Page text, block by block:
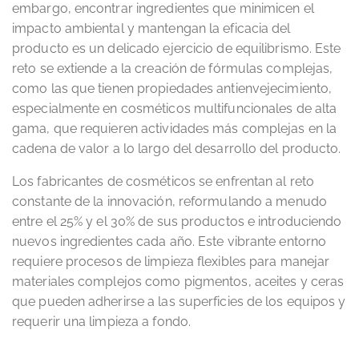
embargo, encontrar ingredientes que minimicen el
impacto ambiental y mantengan la eficacia del
producto es un delicado ejercicio de equilibrismo. Este
reto se extiende a la creación de fórmulas complejas,
como las que tienen propiedades antienvejecimiento,
especialmente en cosméticos multifuncionales de alta
gama, que requieren actividades más complejas en la
cadena de valor a lo largo del desarrollo del producto.
Los fabricantes de cosméticos se enfrentan al reto
constante de la innovación, reformulando a menudo
entre el 25% y el 30% de sus productos e introduciendo
nuevos ingredientes cada año. Este vibrante entorno
requiere procesos de limpieza flexibles para manejar
materiales complejos como pigmentos, aceites y ceras
que pueden adherirse a las superficies de los equipos y
requerir una limpieza a fondo.